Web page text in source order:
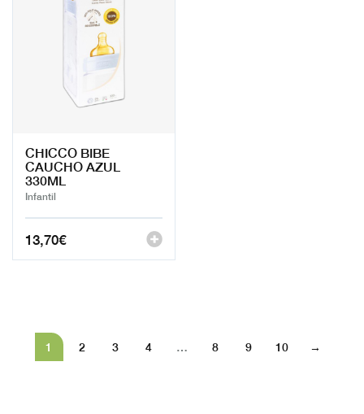
CHICCO BIBE
CAUCHO AZUL
330ML
Infantil
13,70€
1 2 3 4 … 8 9 10 →